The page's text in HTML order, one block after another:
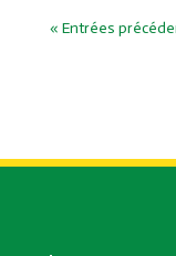
« Entrées